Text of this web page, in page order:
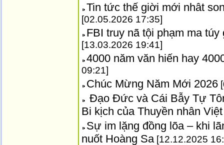
Tin tức thế giời mới nhât
[02.05.2026 17:35]
FBI truy nã tội phạm ma
[13.03.2026 19:41]
4000 năm văn hiến hay
09:21]
Chúc Mừng Năm Mới 2026
Đạo Đức và Cái Bẫy Tự
Bi kịch của Thuyền nhân
Sự im lặng đồng lõa – khi
nuốt Hoàng Sa [12.12.2025